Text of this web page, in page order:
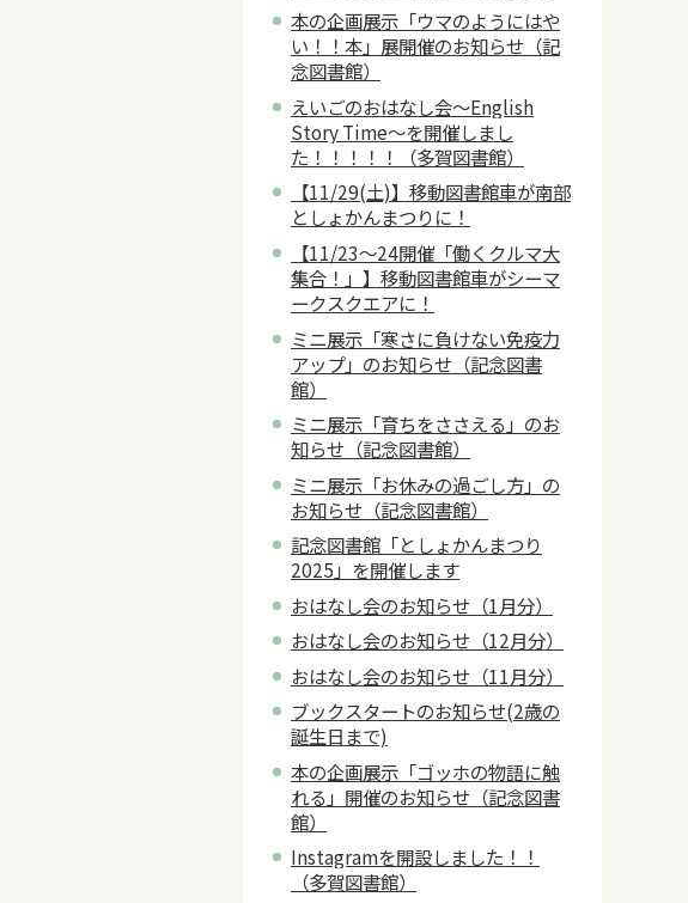
本の企画展示「ウマのようにはや
い！！本」展開催のお知らせ（記
念図書館）
えいごのおはなし会～English
Story Time～を開催しまし
た！！！！！（多賀図書館）
【11/29(土)】移動図書館車が南部
としょかんまつりに！
【11/23～24開催「働くクルマ大
集合！」】移動図書館車がシーマ
ークスクエアに！
ミニ展示「寒さに負けない免疫力
アップ」のお知らせ（記念図書
館）
ミニ展示「育ちをささえる」のお
知らせ（記念図書館）
ミニ展示「お休みの過ごし方」の
お知らせ（記念図書館）
記念図書館「としょかんまつり
2025」を開催します
おはなし会のお知らせ（1月分）
おはなし会のお知らせ（12月分）
おはなし会のお知らせ（11月分）
ブックスタートのお知らせ(2歳の
誕生日まで)
本の企画展示「ゴッホの物語に触
れる」開催のお知らせ（記念図書
館）
Instagramを開設しました！！
（多賀図書館）